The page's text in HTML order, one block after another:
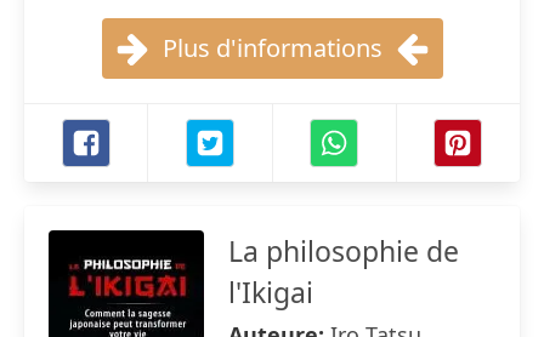
Plus d'informations
La philosophie de
l'Ikigai